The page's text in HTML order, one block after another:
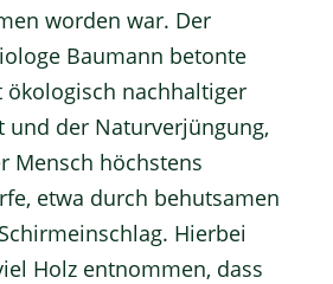
worden war. Der
Baumann betonte
ökologisch nachhaltiger
und der Naturverjüngung,
Mensch höchstens
etwa durch behutsamen
Hierbei
Holz entnommen, dass